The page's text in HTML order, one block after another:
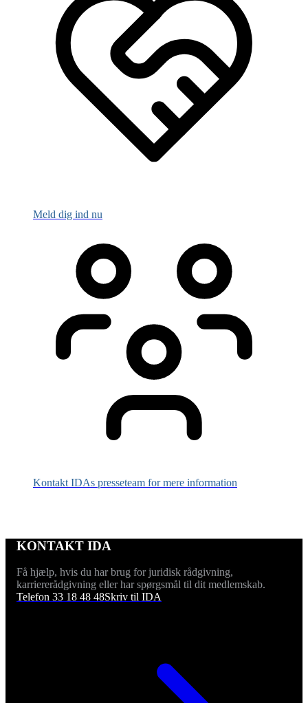
Meld dig ind nu
Kontakt IDAs presseteam for mere information
KONTAKT IDA
Få hjælp, hvis du har brug for juridisk rådgivning,
karriererådgivning eller har spørgsmål til dit medlemskab.
Telefon 33 18 48 48Skriv til IDA